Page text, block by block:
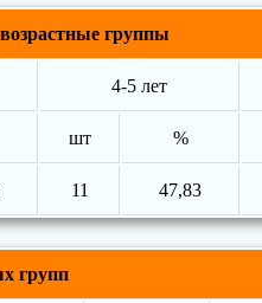
группы
4-5 лет
шт %
11 47,83
групп